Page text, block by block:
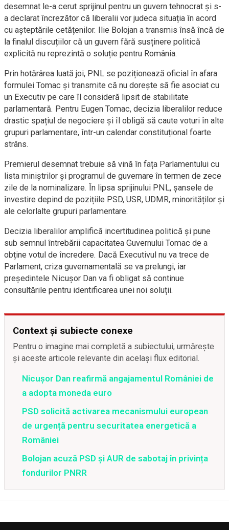
desemnat le-a cerut sprijinul pentru un guvern tehnocrat și s-
a declarat încrezător că liberalii vor judeca situația în acord
cu așteptările cetățenilor. Ilie Bolojan a transmis însă încă de
la finalul discuțiilor că un guvern fără susținere politică
explicită nu reprezintă o soluție pentru România.
Prin hotărârea luată joi, PNL se poziționează oficial în afara
formulei Tomac și transmite că nu dorește să fie asociat cu
un Executiv pe care îl consideră lipsit de stabilitate
parlamentară. Pentru Eugen Tomac, decizia liberalilor reduce
drastic spațiul de negociere și îl obligă să caute voturi în alte
grupuri parlamentare, într-un calendar constituțional foarte
strâns.
Premierul desemnat trebuie să vină în fața Parlamentului cu
lista miniștrilor și programul de guvernare în termen de zece
zile de la nominalizare. În lipsa sprijinului PNL, șansele de
învestire depind de pozițiile PSD, USR, UDMR, minorităților și
ale celorlalte grupuri parlamentare.
Decizia liberalilor amplifică incertitudinea politică și pune
sub semnul întrebării capacitatea Guvernului Tomac de a
obține votul de încredere. Dacă Executivul nu va trece de
Parlament, criza guvernamentală se va prelungi, iar
președintele Nicușor Dan va fi obligat să continue
consultările pentru identificarea unei noi soluții.
Context și subiecte conexe
Pentru o imagine mai completă a subiectului, urmărește
și aceste articole relevante din același flux editorial.
Nicușor Dan reafirmă angajamentul României de
a adopta moneda euro
PSD solicită activarea mecanismului european
de urgență pentru securitatea energetică a
României
Bolojan acuză PSD și AUR de sabotaj în privința
fondurilor PNRR